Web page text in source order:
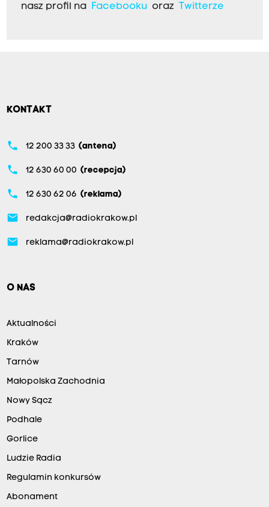
nasz profil na Facebookuoraz Twitterze
KONTAKT
phone 12 200 33 33 (antena)
phone 12 630 60 00 (recepcja)
phone 12 630 62 06 (reklama)
email redakcja@radiokrakow.pl
email reklama@radiokrakow.pl
O NAS
Aktualności
Kraków
Tarnów
Małopolska Zachodnia
Nowy Sącz
Podhale
Gorlice
Ludzie Radia
Regulamin konkursów
Abonament